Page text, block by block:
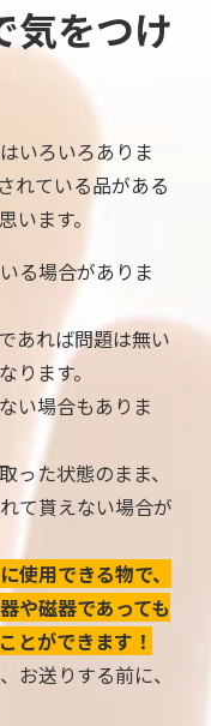
気をつけ
いろいろありま
れている品がある
います。
る場合がありま
あれば問題は無い
ります。
い場合もありま
った状態のまま、
て貰えない場合が
使用できる物で、
や磁器であっても
とができます！
お送りする前に、